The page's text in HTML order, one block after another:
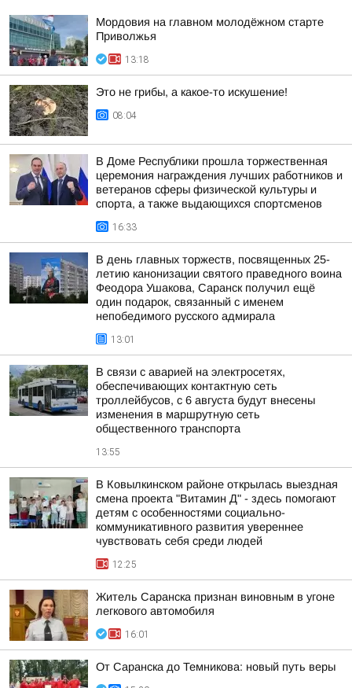
Мордовия на главном молодёжном старте
Приволжья
13:18
Это не грибы, а какое-то искушение!
08:04
В Доме Республики прошла торжественная
церемония награждения лучших работников и
ветеранов сферы физической культуры и
спорта, а также выдающихся спортсменов
16:33
В день главных торжеств, посвященных 25-
летию канонизации святого праведного воина
Феодора Ушакова, Саранск получил ещё
один подарок, связанный с именем
непобедимого русского адмирала
13:01
В связи с аварией на электросетях,
обеспечивающих контактную сеть
троллейбусов, с 6 августа будут внесены
изменения в маршрутную сеть
общественного транспорта
13:55
В Ковылкинском районе открылась выездная
смена проекта "Витамин Д" - здесь помогают
детям с особенностями социально-
коммуникативного развития увереннее
чувствовать себя среди людей
12:25
Житель Саранска признан виновным в угоне
легкового автомобиля
16:01
От Саранска до Темникова: новый путь веры